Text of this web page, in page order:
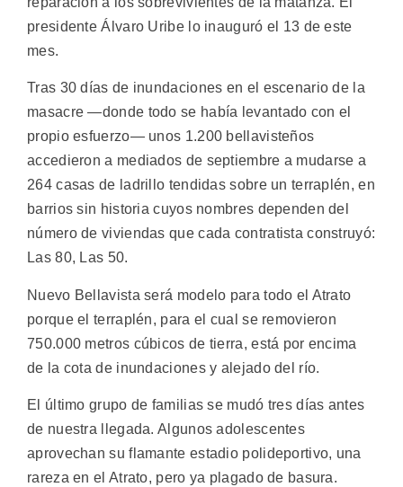
presidente Álvaro Uribe lo inauguró el 13 de este
mes.
Tras 30 días de inundaciones en el escenario de la
masacre —donde todo se había levantado con el
propio esfuerzo— unos 1.200 bellavisteños
accedieron a mediados de septiembre a mudarse a
264 casas de ladrillo tendidas sobre un terraplén, en
barrios sin historia cuyos nombres dependen del
número de viviendas que cada contratista construyó:
Las 80, Las 50.
Nuevo Bellavista será modelo para todo el Atrato
porque el terraplén, para el cual se removieron
750.000 metros cúbicos de tierra, está por encima
de la cota de inundaciones y alejado del río.
El último grupo de familias se mudó tres días antes
de nuestra llegada. Algunos adolescentes
aprovechan su flamante estadio polideportivo, una
rareza en el Atrato, pero ya plagado de basura.